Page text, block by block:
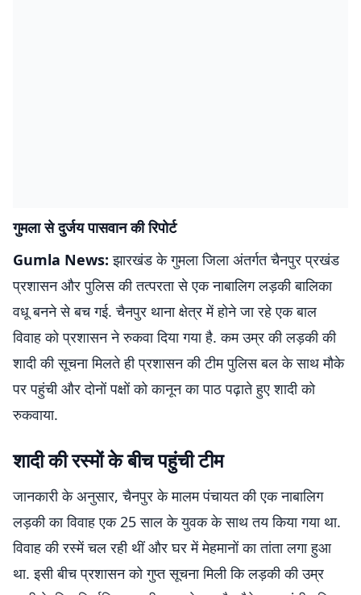
गुमला से दुर्जय पासवान की रिपोर्ट
Gumla News:झारखंड के गुमला जिला अंतर्गत चैनपुर प्रखंड
प्रशासन और पुलिस की तत्परता से एक नाबालिग लड़की बालिका
वधू बनने से बच गई. चैनपुर थाना क्षेत्र में होने जा रहे एक बाल
विवाह को प्रशासन ने रुकवा दिया गया है. कम उम्र की लड़की की
शादी की सूचना मिलते ही प्रशासन की टीम पुलिस बल के साथ मौके
पर पहुंची और दोनों पक्षों को कानून का पाठ पढ़ाते हुए शादी को
रुकवाया.
शादी की रस्मों के बीच पहुंची टीम
जानकारी के अनुसार, चैनपुर के मालम पंचायत की एक नाबालिग
लड़की का विवाह एक 25 साल के युवक के साथ तय किया गया था.
विवाह की रस्में चल रही थीं और घर में मेहमानों का तांता लगा हुआ
था. इसी बीच प्रशासन को गुप्त सूचना मिली कि लड़की की उम्र